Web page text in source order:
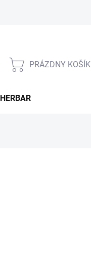
NÁKUPNÝ
PRÁZDNY KOŠÍK
HERBAR